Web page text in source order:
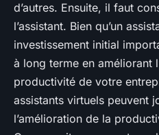
d’autres. Ensuite, il faut
l’assistant. Bien qu’un
investissement initial
à long terme en améliorant
productivité de votre
assistants virtuels peuvent
l’amélioration de la